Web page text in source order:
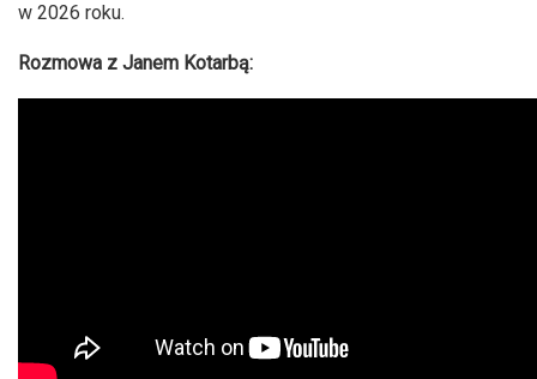
w 2026 roku.
Rozmowa z Janem Kotarbą: